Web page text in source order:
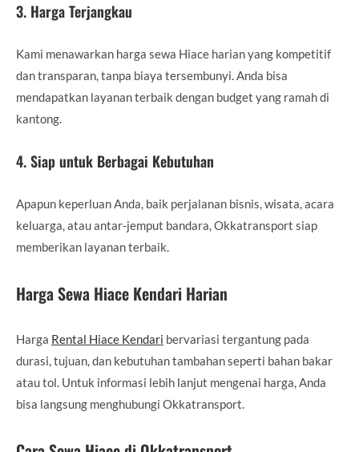
3. Harga Terjangkau
Kami menawarkan harga sewa Hiace harian yang kompetitif
dan transparan, tanpa biaya tersembunyi. Anda bisa
mendapatkan layanan terbaik dengan budget yang ramah di
kantong.
4. Siap untuk Berbagai Kebutuhan
Apapun keperluan Anda, baik perjalanan bisnis, wisata, acara
keluarga, atau antar-jemput bandara, Okkatransport siap
memberikan layanan terbaik.
Harga Sewa Hiace Kendari Harian
Harga Rental Hiace Kendari bervariasi tergantung pada
durasi, tujuan, dan kebutuhan tambahan seperti bahan bakar
atau tol. Untuk informasi lebih lanjut mengenai harga, Anda
bisa langsung menghubungi Okkatransport.